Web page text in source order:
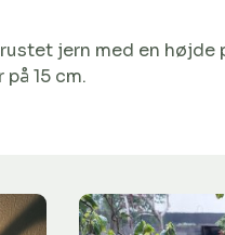
jern med en højde
15 cm.